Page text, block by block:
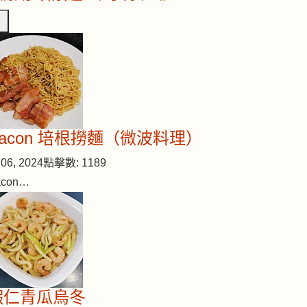
培根撈麵（微波料理）
2024點擊數: 1189
青瓜烏冬